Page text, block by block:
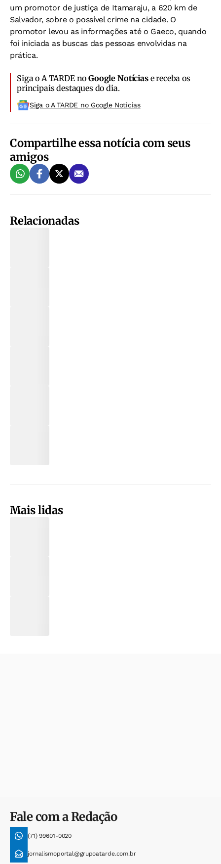
um promotor de justiça de Itamaraju, a 620 km de
Salvador, sobre o possível crime na cidade. O
promotor levou as informações até o Gaeco, quando
foi iniciada as buscas das pessoas envolvidas na
prática.
Siga o A TARDE noGoogle Notíciase receba os
principais destaques do dia.
Siga o A TARDE no Google Noticias
Compartilhe essa notícia com seus
amigos
Relacionadas
Mais lidas
Fale com a Redação
(71) 99601-0020
jornalismoportal@grupoatarde.com.br